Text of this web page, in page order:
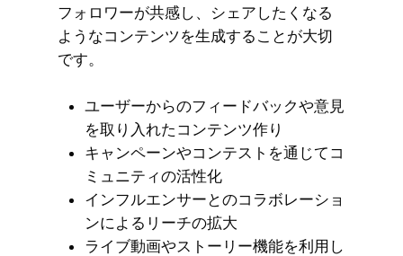
フォロワーが共感し、シェアしたくなる
ようなコンテンツを生成することが大切
です。
ユーザーからのフィードバックや意見
を取り入れたコンテンツ作り
キャンペーンやコンテストを通じてコ
ミュニティの活性化
インフルエンサーとのコラボレーショ
ンによるリーチの拡大
ライブ動画やストーリー機能を利用し